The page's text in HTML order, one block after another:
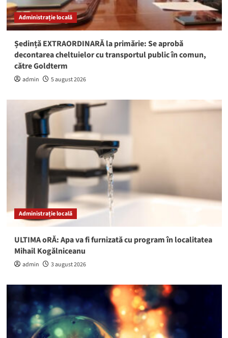
Administrație locală
Ședință EXTRAORDINARĂ la primărie: Se aprobă
decontarea cheltuielor cu transportul public în comun,
către Goldterm
admin 5 august 2026
Administrație locală
ULTIMA oRĂ: Apa va fi furnizată cu program în localitatea
Mihail Kogălniceanu
admin 3 august 2026